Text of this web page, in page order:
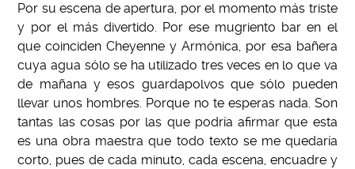
Por su escena de apertura, por el momento más triste
y por el más divertido. Por ese mugriento bar en el
que coinciden Cheyenne y Armónica, por esa bañera
cuya agua sólo se ha utilizado tres veces en lo que va
de mañana y esos guardapolvos que sólo pueden
llevar unos hombres. Porque no te esperas nada. Son
tantas las cosas por las que podría afirmar que esta
es una obra maestra que todo texto se me quedaría
corto, pues de cada minuto, cada escena, encuadre y